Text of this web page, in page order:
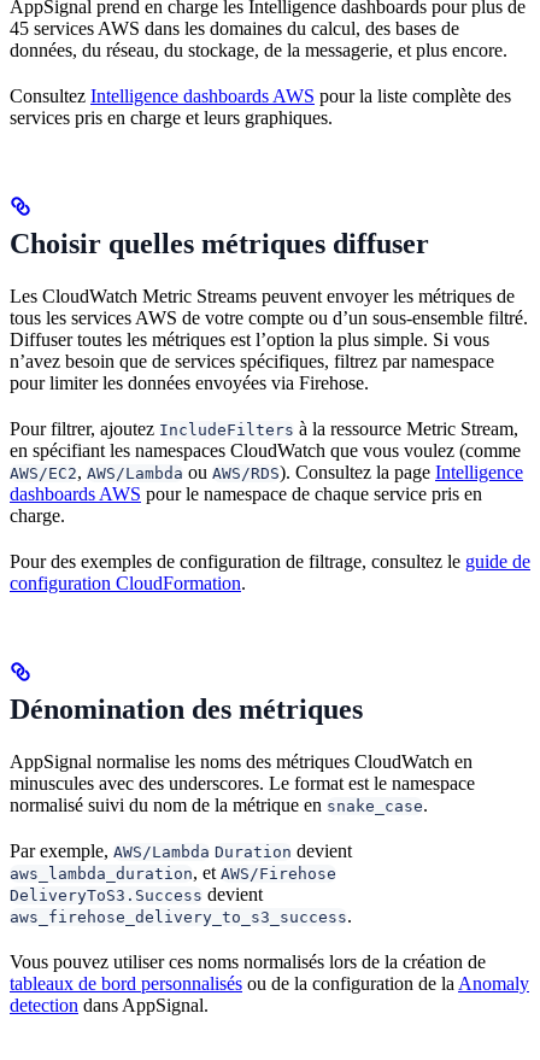
AppSignal prend en charge les Intelligence dashboards pour plus de
45 services AWS dans les domaines du calcul, des bases de
données, du réseau, du stockage, de la messagerie, et plus encore.
Consultez Intelligence dashboards AWS pour la liste complète des
services pris en charge et leurs graphiques.
Choisir quelles métriques diffuser
Les CloudWatch Metric Streams peuvent envoyer les métriques de
tous les services AWS de votre compte ou d’un sous-ensemble filtré.
Diffuser toutes les métriques est l’option la plus simple. Si vous
n’avez besoin que de services spécifiques, filtrez par namespace
pour limiter les données envoyées via Firehose.
Pour filtrer, ajoutez IncludeFilters à la ressource Metric Stream,
en spécifiant les namespaces CloudWatch que vous voulez (comme
AWS/EC2, AWS/Lambda ou AWS/RDS). Consultez la page Intelligence
dashboards AWS pour le namespace de chaque service pris en
charge.
Pour des exemples de configuration de filtrage, consultez le guide de
configuration CloudFormation.
Dénomination des métriques
AppSignal normalise les noms des métriques CloudWatch en
minuscules avec des underscores. Le format est le namespace
normalisé suivi du nom de la métrique en snake_case.
Par exemple, AWS/Lambda Duration devient
aws_lambda_duration, et AWS/Firehose
DeliveryToS3.Success devient
aws_firehose_delivery_to_s3_success.
Vous pouvez utiliser ces noms normalisés lors de la création de
tableaux de bord personnalisés ou de la configuration de la Anomaly
detection dans AppSignal.